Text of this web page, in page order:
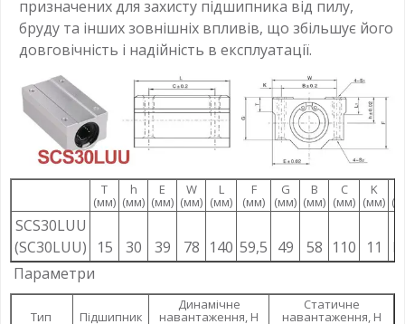
призначених для захисту підшипника від пилу,
бруду та інших зовнішніх впливів, що збільшує його
довговічність і надійність в експлуатації.
T
(мм)
h
(мм)
E
(мм)
W
(мм)
L
(мм)
F
(мм)
G
(мм)
B
(мм)
C
(мм)
K
(мм)
SCS30LUU
(SC30LUU)
15 30 39 78 140 59,5 49 58 110 11
Параметри
Тип Підшипник
Динамічне
навантаження, Н
Статичне
навантаження, Н